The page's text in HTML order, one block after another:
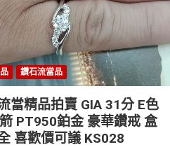
鑽石流當品
當精品拍賣 GIA 31分 E色
PT950鉑金 豪華鑽戒 盒
喜歡價可議 KS028